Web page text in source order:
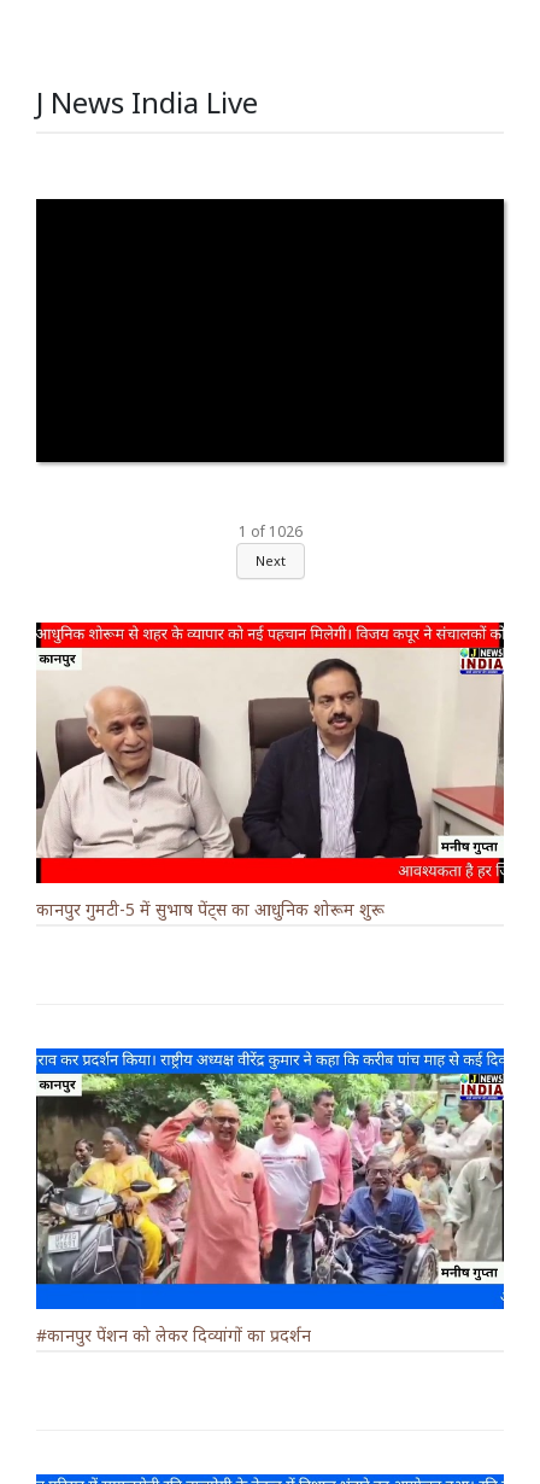
J News India Live
1 of 1026
Next
कानपुर गुमटी-5 में सुभाष पेंट्स का आधुनिक शोरूम शुरू
#कानपुर पेंशन को लेकर दिव्यांगों का प्रदर्शन